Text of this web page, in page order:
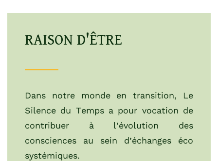
RECHERCHE
RAISON D'ÊTRE
Dans notre monde en transition, Le
Silence du Temps a pour vocation de
contribuer à l’évolution des
consciences au sein d’échanges éco
systémiques.